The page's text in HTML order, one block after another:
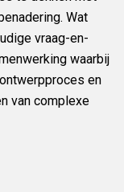
Wat
vraag-en-
waarbij
en
van complexe